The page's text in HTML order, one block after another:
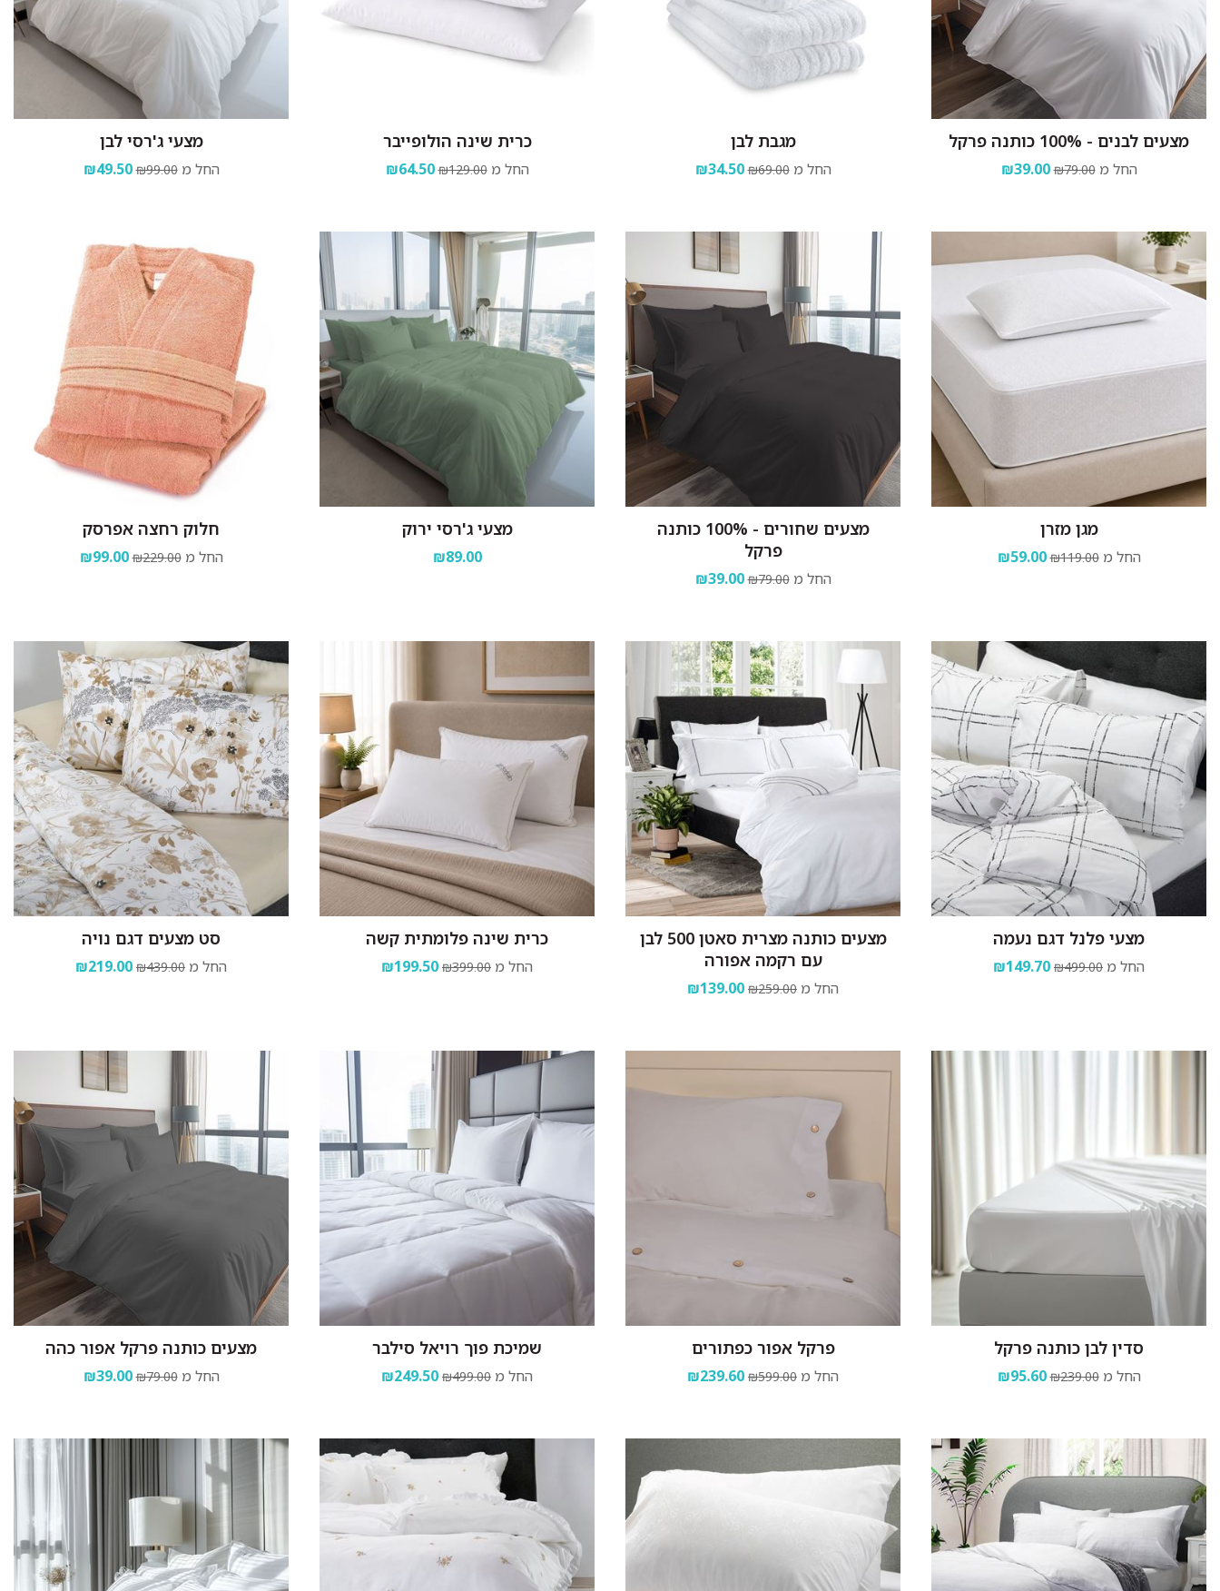
מצעים לבנים - 100% כותנה פרקל
החל מ ₪79.00
₪39.00
מגבת לבן
החל מ ₪69.00
₪34.50
כרית שינה הולופייבר
החל מ ₪129.00
₪64.50
מצעי ג'רסי לבן
החל מ ₪99.00
₪49.50
מגן מזרן
החל מ ₪119.00
₪59.00
מצעים שחורים - 100% כותנה
פרקל
החל מ ₪79.00
₪39.00
מצעי ג'רסי ירוק
₪89.00
חלוק רחצה אפרסק
החל מ ₪229.00
₪99.00
מצעי פלנל דגם נעמה
החל מ ₪499.00
₪149.70
מצעים כותנה מצרית סאטן 500 לבן
עם רקמה אפורה
החל מ ₪259.00
₪139.00
כרית שינה פלומתית קשה
החל מ ₪399.00
₪199.50
סט מצעים דגם נויה
החל מ ₪439.00
₪219.00
סדין לבן כותנה פרקל
החל מ ₪239.00
₪95.60
פרקל אפור כפתורים
החל מ ₪599.00
₪239.60
שמיכת פוך רויאל סילבר
החל מ ₪499.00
₪249.50
מצעים כותנה פרקל אפור כהה
החל מ ₪79.00
₪39.00